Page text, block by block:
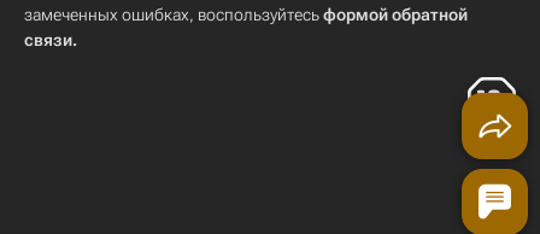
замеченных ошибках, воспользуйтесьформой обратной
связи.